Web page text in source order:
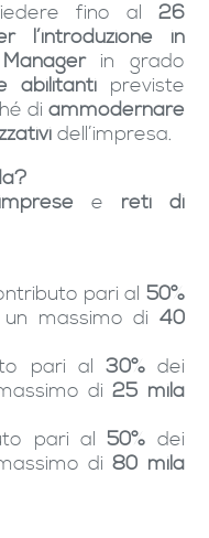
fino al 26
l’introduzione in
Managerin grado
abilitanti previste
di ammodernare
dell’impresa.
e reti di
pari al 50%
massimo di 40
pari al 30%dei
di25 mila
pari al50% dei
di80 mila